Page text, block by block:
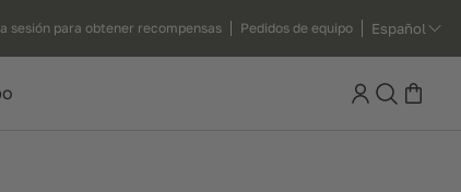
sesión para obtener recompensas Pedidos de equipo Español
Search